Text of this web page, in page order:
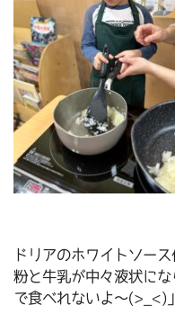
ドリアのホワイトソー
粉と牛乳が中々液状に
で食べれないよ～(>_<)